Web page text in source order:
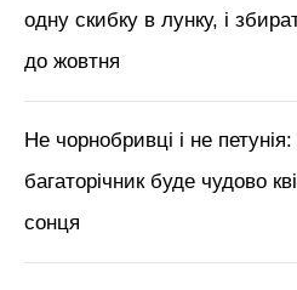
одну скибку в лунку, і
до жовтня
Не чорнобривці і не
багаторічник буде чудово
сонця